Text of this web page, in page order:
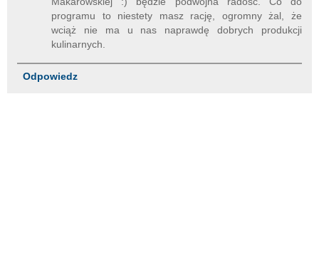
programu to niestety masz rację, ogromny żal, że
wciąż nie ma u nas naprawdę dobrych produkcji
kulinarnych.
Odpowiedz